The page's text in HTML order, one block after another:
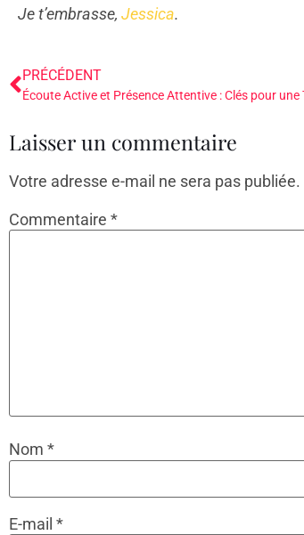
Je t’embrasse, Jessica.
PRÉCÉDENT
Laisser un commentaire
Votre adresse e-mail ne sera pas publiée.
Commentaire *
Nom *
E-mail *